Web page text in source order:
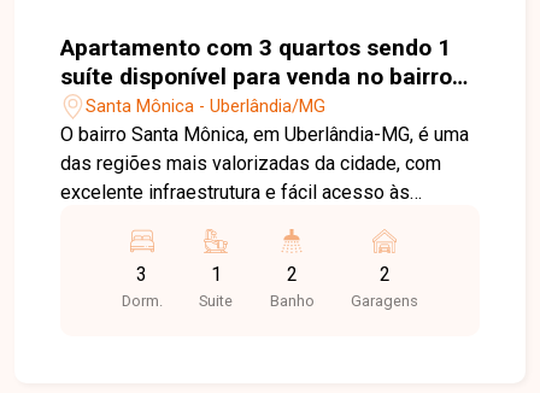
Apartamento com 3 quartos sendo 1
suíte disponível para venda no bairro
Santa Mônica em Uberlândia-MG
Santa Mônica - Uberlândia/MG
O bairro Santa Mônica, em Uberlândia-MG, é uma
das regiões mais valorizadas da cidade, com
excelente infraestrutura e fácil acesso às
universidades, supermercados, escolas,
farmácias, restaurantes e diversos serviços,
proporcionando praticidade e qualidade de vida.
3
Dorm.
1
Suite
2
Banho
2
Garagens